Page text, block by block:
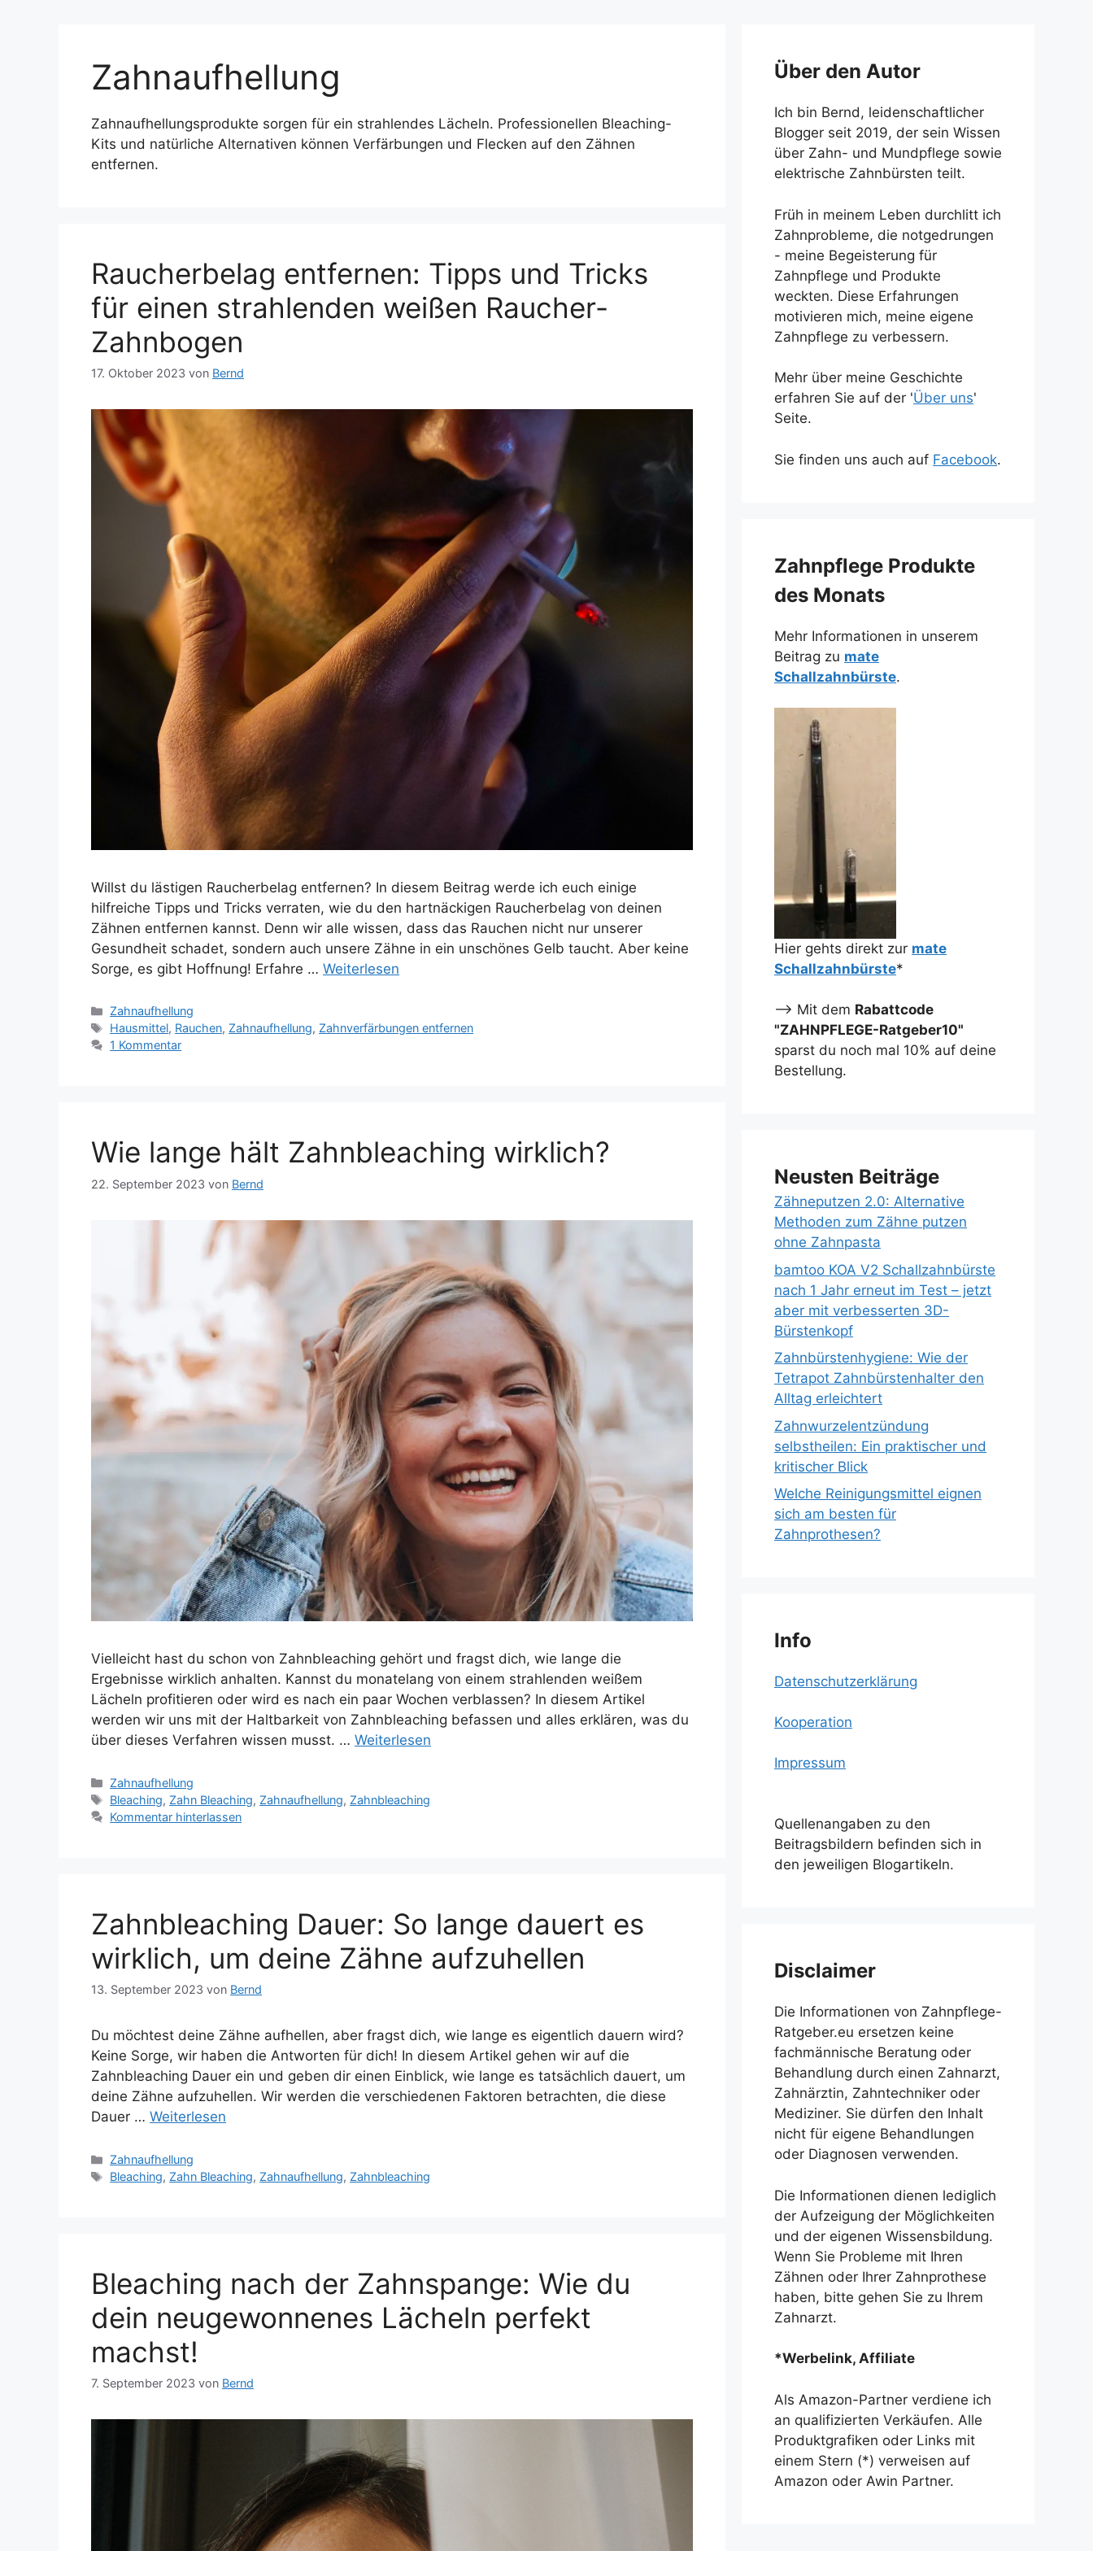
Zahnaufhellung
Zahnaufhellungsprodukte sorgen für ein strahlendes Lächeln. Professionellen Bleaching-
Kits und natürliche Alternativen können Verfärbungen und Flecken auf den Zähnen
entfernen.
Raucherbelag entfernen: Tipps und Tricks
für einen strahlenden weißen Raucher-
Zahnbogen
17. Oktober 2023 von Bernd
Willst du lästigen Raucherbelag entfernen? In diesem Beitrag werde ich euch einige
hilfreiche Tipps und Tricks verraten, wie du den hartnäckigen Raucherbelag von deinen
Zähnen entfernen kannst. Denn wir alle wissen, dass das Rauchen nicht nur unserer
Gesundheit schadet, sondern auch unsere Zähne in ein unschönes Gelb taucht. Aber keine
Sorge, es gibt Hoffnung! Erfahre … Weiterlesen
Kategorien
Zahnaufhellung
Schlagwörter
Hausmittel, Rauchen, Zahnaufhellung, Zahnverfärbungen entfernen
1 Kommentar
Wie lange hält Zahnbleaching wirklich?
22. September 2023 von Bernd
Vielleicht hast du schon von Zahnbleaching gehört und fragst dich, wie lange die
Ergebnisse wirklich anhalten. Kannst du monatelang von einem strahlenden weißem
Lächeln profitieren oder wird es nach ein paar Wochen verblassen? In diesem Artikel
werden wir uns mit der Haltbarkeit von Zahnbleaching befassen und alles erklären, was du
über dieses Verfahren wissen musst. … Weiterlesen
Kategorien
Zahnaufhellung
Schlagwörter
Bleaching, Zahn Bleaching, Zahnaufhellung, Zahnbleaching
Kommentar hinterlassen
Zahnbleaching Dauer: So lange dauert es
wirklich, um deine Zähne aufzuhellen
13. September 2023 von Bernd
Du möchtest deine Zähne aufhellen, aber fragst dich, wie lange es eigentlich dauern wird?
Keine Sorge, wir haben die Antworten für dich! In diesem Artikel gehen wir auf die
Zahnbleaching Dauer ein und geben dir einen Einblick, wie lange es tatsächlich dauert, um
deine Zähne aufzuhellen. Wir werden die verschiedenen Faktoren betrachten, die diese
Dauer … Weiterlesen
Kategorien
Zahnaufhellung
Schlagwörter
Bleaching, Zahn Bleaching, Zahnaufhellung, Zahnbleaching
Bleaching nach der Zahnspange: Wie du
dein neugewonnenes Lächeln perfekt
machst!
7. September 2023 von Bernd
Über den Autor
Ich bin Bernd, leidenschaftlicher
Blogger seit 2019, der sein Wissen
über Zahn- und Mundpflege sowie
elektrische Zahnbürsten teilt.
Früh in meinem Leben durchlitt ich
Zahnprobleme, die notgedrungen
- meine Begeisterung für
Zahnpflege und Produkte
weckten. Diese Erfahrungen
motivieren mich, meine eigene
Zahnpflege zu verbessern.
Mehr über meine Geschichte
erfahren Sie auf der 'Über uns'
Seite.
Sie finden uns auch auf Facebook.
Zahnpflege Produkte
des Monats
Mehr Informationen in unserem
Beitrag zu mate
Schallzahnbürste.
Hier gehts direkt zur mate
Schallzahnbürste*
--> Mit dem Rabattcode
"ZAHNPFLEGE-Ratgeber10"
sparst du noch mal 10% auf deine
Bestellung.
Neusten Beiträge
Zähneputzen 2.0: Alternative
Methoden zum Zähne putzen
ohne Zahnpasta
bamtoo KOA V2 Schallzahnbürste
nach 1 Jahr erneut im Test – jetzt
aber mit verbesserten 3D-
Bürstenkopf
Zahnbürstenhygiene: Wie der
Tetrapot Zahnbürstenhalter den
Alltag erleichtert
Zahnwurzelentzündung
selbstheilen: Ein praktischer und
kritischer Blick
Welche Reinigungsmittel eignen
sich am besten für
Zahnprothesen?
Info
Datenschutzerklärung
Kooperation
Impressum
Quellenangaben zu den
Beitragsbildern befinden sich in
den jeweiligen Blogartikeln.
Disclaimer
Die Informationen von Zahnpflege-
Ratgeber.eu ersetzen keine
fachmännische Beratung oder
Behandlung durch einen Zahnarzt,
Zahnärztin, Zahntechniker oder
Mediziner. Sie dürfen den Inhalt
nicht für eigene Behandlungen
oder Diagnosen verwenden.
Die Informationen dienen lediglich
der Aufzeigung der Möglichkeiten
und der eigenen Wissensbildung.
Wenn Sie Probleme mit Ihren
Zähnen oder Ihrer Zahnprothese
haben, bitte gehen Sie zu Ihrem
Zahnarzt.
*Werbelink, Affiliate
Als Amazon-Partner verdiene ich
an qualifizierten Verkäufen. Alle
Produktgrafiken oder Links mit
einem Stern (*) verweisen auf
Amazon oder Awin Partner.